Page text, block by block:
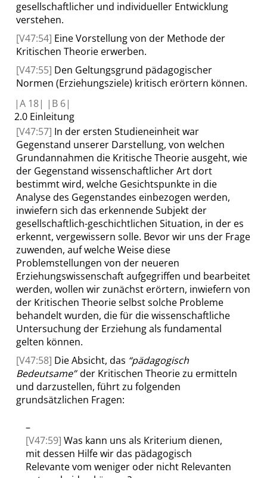
gesellschaftlicher und individueller Entwicklung
verstehen.
[V47:54] EineVorstellung von der Methode der
Kritischen Theorie erwerben.
[V47:55] Den Geltungsgrund pädagogischer
Normen (Erziehungsziele) kritisch erörtern können.
|A 18| | B 6|
2.0 Einleitung
[V47:57] In der ersten Studieneinheit war
Gegenstand unserer Darstellung, von welchen
Grundannahmen die Kritische Theorie ausgeht, wie
der Gegenstand wissenschaftlicher Art dort
bestimmt wird, welche Gesichtspunkte in die
Analyse des Gegenstandes einbezogen werden,
inwiefern sich das erkennende Subjekt der
gesellschaftlich-geschichtlichen Situation, in der es
erkennt, vergewissern solle. Bevor wir uns der Frage
zuwenden, auf welche Weise diese
Problemstellungen von der neueren
Erziehungswissenschaft aufgegriffen und bearbeitet
werden, wollen wirzunächst erörtern, inwiefern von
der Kritischen Theorie selbst solche Probleme
behandelt wurden, die für die wissenschaftliche
Untersuchung der Erziehungals fundamental
gelten können.
[V47:58] Die Absicht, das “pädagogisch
Bedeutsame”der Kritischen Theorie zu ermitteln
und darzustellen, führt zu folgenden
grundsätzlichen Fragen:
–
[V47:59] Was kann uns als Kriterium dienen,
mit dessen Hilfe wir das pädagogisch
Relevante vom weniger oder nicht Relevanten